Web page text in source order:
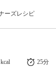
ーズレシピ
25分